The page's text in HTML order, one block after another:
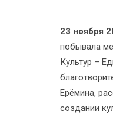
23 ноября
побывала
Культур –
Ерёмина,
создании